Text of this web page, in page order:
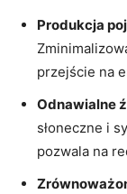
Produkcja
przejście na
Odnawialne
słoneczne i
pozwala na